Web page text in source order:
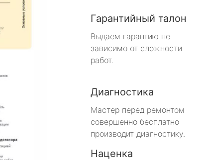
Гарантийный талон
Выдаем гарантию не
зависимо от сложности
работ.
Диагностика
Мастер перед ремонтом
совершенно бесплатно
производит диагностику.
Наценка